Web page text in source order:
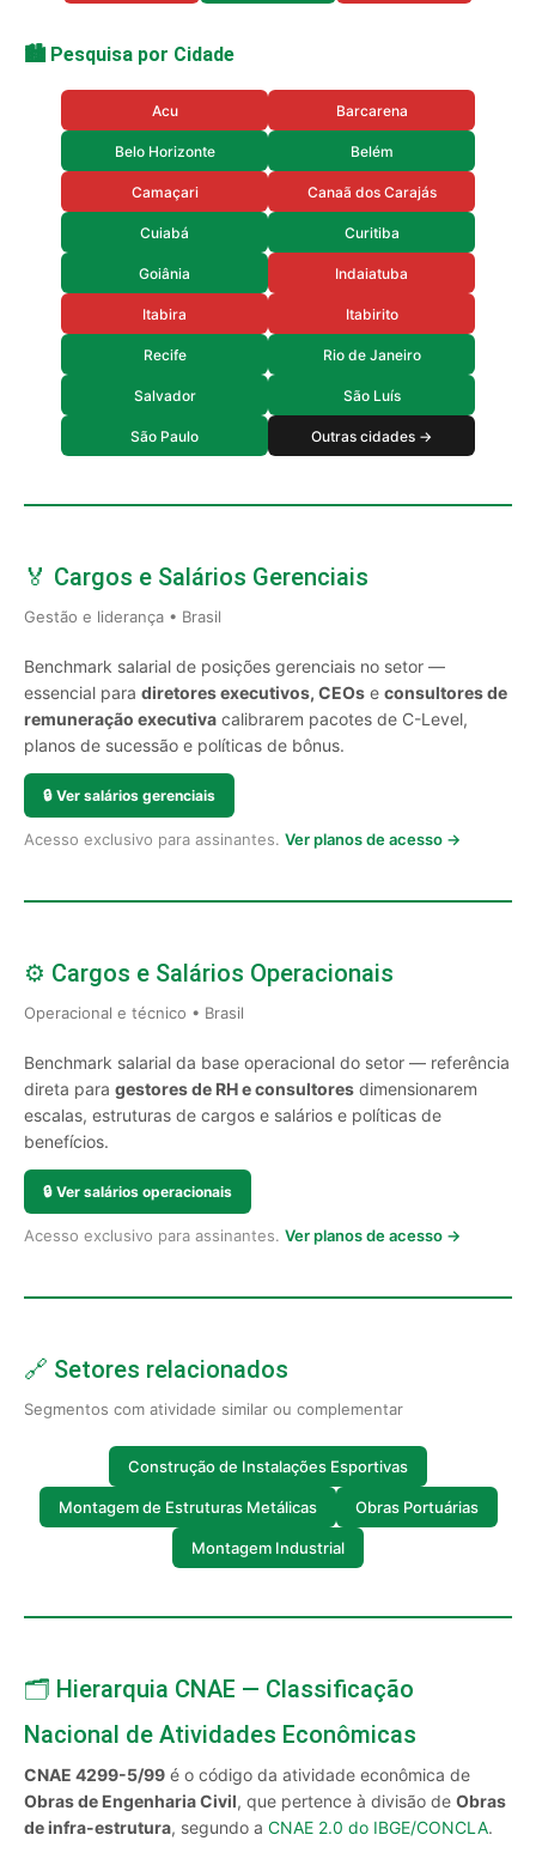
🏙️ Pesquisa por Cidade
Acu Barcarena
Belo Horizonte Belém
Camaçari Canaã dos Carajás
Cuiabá Curitiba
Goiânia Indaiatuba
Itabira Itabirito
Recife Rio de Janeiro
Salvador São Luís
São Paulo Outras cidades →
🏅 Cargos e Salários Gerenciais
Gestão e liderança • Brasil
Benchmark salarial de posições gerenciais no setor —
essencial para diretores executivos, CEOs e consultores de
remuneração executiva calibrarem pacotes de C-Level,
planos de sucessão e políticas de bônus.
🔒 Ver salários gerenciais
Acesso exclusivo para assinantes. Ver planos de acesso →
⚙️ Cargos e Salários Operacionais
Operacional e técnico • Brasil
Benchmark salarial da base operacional do setor — referência
direta para gestores de RH e consultores dimensionarem
escalas, estruturas de cargos e salários e políticas de
benefícios.
🔒 Ver salários operacionais
Acesso exclusivo para assinantes. Ver planos de acesso →
🔗 Setores relacionados
Segmentos com atividade similar ou complementar
Construção de Instalações Esportivas
Montagem de Estruturas Metálicas Obras Portuárias
Montagem Industrial
🗂️ Hierarquia CNAE — Classificação
Nacional de Atividades Econômicas
CNAE 4299-5/99 é o código da atividade econômica de
Obras de Engenharia Civil, que pertence à divisão de Obras
de infra-estrutura, segundo a CNAE 2.0 do IBGE/CONCLA.